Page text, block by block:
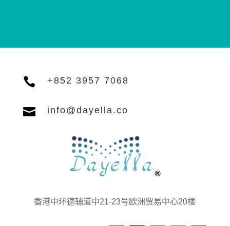
 +852 3957 7068
 info@dayella.co
香港中环德辅道中21-23号欧洲贸易中心20楼